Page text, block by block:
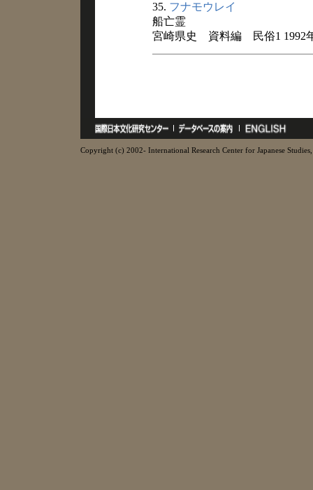
35. フナモウレイ
船亡霊
宮崎県史 資料編 民俗1 1992
Copyright (c) 2002- International Research Center for Japanese